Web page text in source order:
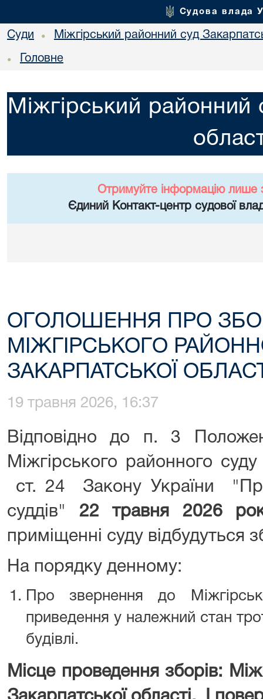
Судова влада
Суди • Міжгірський районний суд
• Головне
Міжгірський районний
Отримуйте інформацію лише
Єдиний Контакт-центр судової
ОГОЛОШЕННЯ ПРО
МІЖГІРСЬКОГО
ЗАКАРПАТСЬКОЇ
19 травня 2026, 16:37
Відповідно до п. 3
Міжгірського районного суду
ст. 24 Закону України "Про
суддів" 22 травня 2026
приміщенні суду відбудуться
На порядку денному:
Про звернення до
приведення у належний стан
будівлі.
Місце проведення зборів: